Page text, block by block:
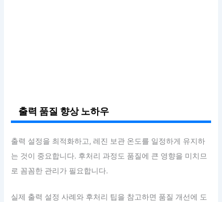
출력 품질 향상 노하우
출력 설정을 최적화하고, 레진 보관 온도를 일정하게 유지하
는 것이 중요합니다. 후처리 과정도 품질에 큰 영향을 미치므
로 꼼꼼한 관리가 필요합니다.
실제 출력 설정 사례와 후처리 팁을 참고하면 품질 개선에 도